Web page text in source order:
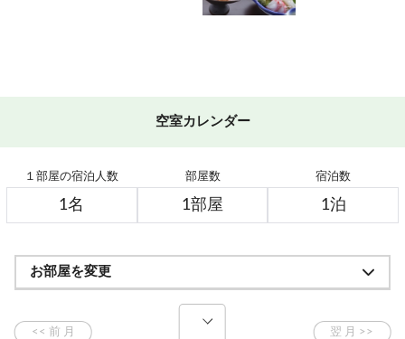
空室カレンダー
１部屋の宿泊人数 部屋数 宿泊数
お部屋を変更